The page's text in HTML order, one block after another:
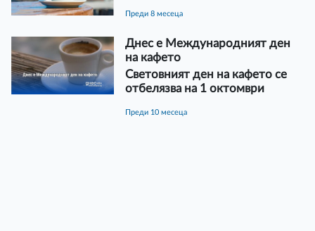
преди 8 месеца
Днес е Международният ден
на кафето
Световният ден на кафето се
отбелязва на 1 октомври
преди 10 месеца